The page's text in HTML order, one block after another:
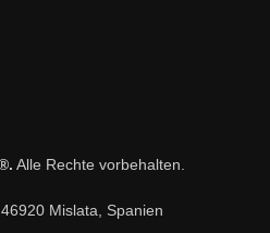
Alle Rechte vorbehalten.
Mislata, Spanien